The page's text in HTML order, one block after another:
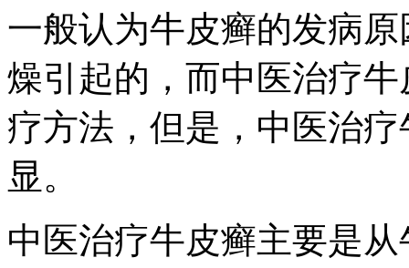
一般认为牛皮癣的发病
燥引起的，而中医治疗
疗方法，但是，中医治
显。
中医治疗牛皮癣主要是